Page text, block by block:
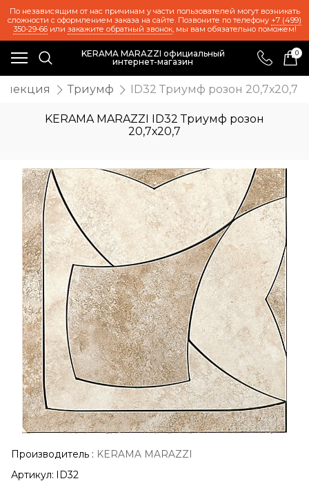
По независящим от нас причинам у части пользователей могут возникать
сложности с оформлением заказа на сайте. Позвоните по телефону +7 (499)
350-29-66или закажите обратный звонок, мы вам обязательно поможем!
KERAMA MARAZZI официальный
интернет-магазин
0
Триумф ID32 Триумф розон 20,7х20,7
KERAMA MARAZZI ID32 Триумф розон
20,7х20,7
Производитель : KERAMA MARAZZI
Артикул:
ID32